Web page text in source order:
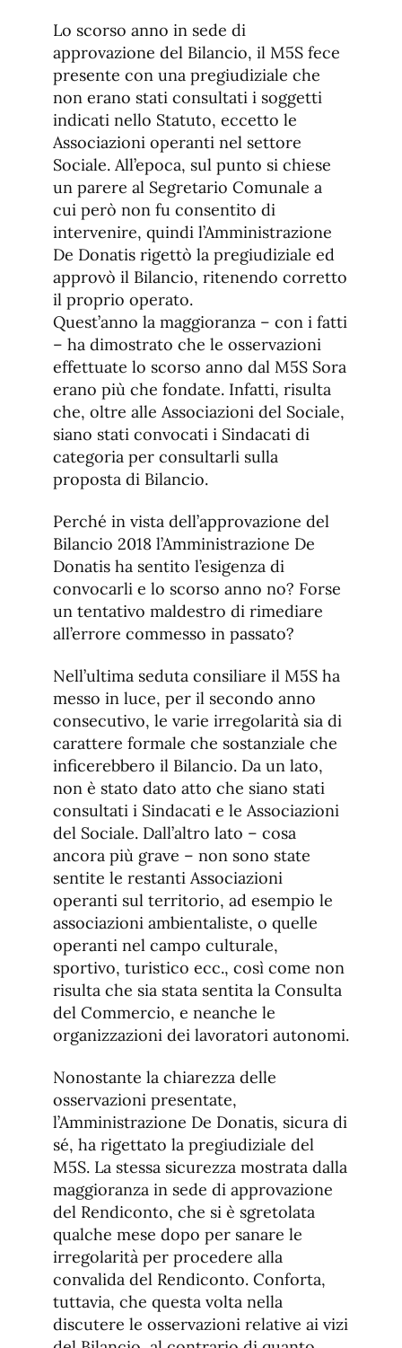
Lo scorso anno in sede di
approvazione del Bilancio, il M5S fece
presente con una pregiudiziale che
non erano stati consultati i soggetti
indicati nello Statuto, eccetto le
Associazioni operanti nel settore
Sociale. All’epoca, sul punto si chiese
un parere al Segretario Comunale a
cui però non fu consentito di
intervenire, quindi l’Amministrazione
De Donatis rigettò la pregiudiziale ed
approvò il Bilancio, ritenendo corretto
il proprio operato.
Quest’anno la maggioranza – con i fatti
– ha dimostrato che le osservazioni
effettuate lo scorso anno dal M5S Sora
erano più che fondate. Infatti, risulta
che, oltre alle Associazioni del Sociale,
siano stati convocati i Sindacati di
categoria per consultarli sulla
proposta di Bilancio.
Perché in vista dell’approvazione del
Bilancio 2018 l’Amministrazione De
Donatis ha sentito l’esigenza di
convocarli e lo scorso anno no? Forse
un tentativo maldestro di rimediare
all’errore commesso in passato?
Nell’ultima seduta consiliare il M5S ha
messo in luce, per il secondo anno
consecutivo, le varie irregolarità sia di
carattere formale che sostanziale che
inficerebbero il Bilancio. Da un lato,
non è stato dato atto che siano stati
consultati i Sindacati e le Associazioni
del Sociale. Dall’altro lato – cosa
ancora più grave – non sono state
sentite le restanti Associazioni
operanti sul territorio, ad esempio le
associazioni ambientaliste, o quelle
operanti nel campo culturale,
sportivo, turistico ecc., così come non
risulta che sia stata sentita la Consulta
del Commercio, e neanche le
organizzazioni dei lavoratori autonomi.
Nonostante la chiarezza delle
osservazioni presentate,
l’Amministrazione De Donatis, sicura di
sé, ha rigettato la pregiudiziale del
M5S. La stessa sicurezza mostrata dalla
maggioranza in sede di approvazione
del Rendiconto, che si è sgretolata
qualche mese dopo per sanare le
irregolarità per procedere alla
convalida del Rendiconto. Conforta,
tuttavia, che questa volta nella
discutere le osservazioni relative ai vizi